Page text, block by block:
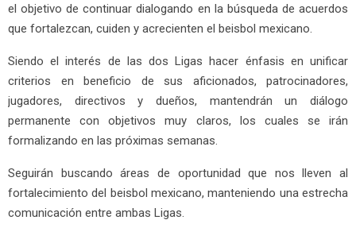
el objetivo de continuar dialogando en la búsqueda de acuerdos
que fortalezcan, cuiden y acrecienten el beisbol mexicano.
Siendo el interés de las dos Ligas hacer énfasis en unificar
criterios en beneficio de sus aficionados, patrocinadores,
jugadores, directivos y dueños, mantendrán un diálogo
permanente con objetivos muy claros, los cuales se irán
formalizando en las próximas semanas.
Seguirán buscando áreas de oportunidad que nos lleven al
fortalecimiento del beisbol mexicano, manteniendo una estrecha
comunicación entre ambas Ligas.